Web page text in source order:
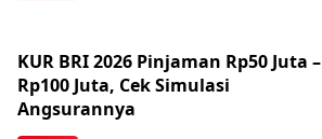
KUR BRI 2026 Pinjaman Rp50 Juta –
Rp100 Juta, Cek Simulasi
Angsurannya